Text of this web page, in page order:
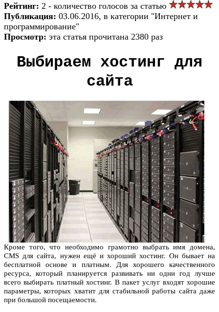
Рейтинг: 2 - количество голосов за статью
Публикация: 03.06.2016, в категории "Интернет и
программирование"
Просмотр: эта статья прочитана 2380 раз
Выбираем хостинг для
сайта
Кроме того, что необходимо грамотно выбрать имя домена,
CMS для сайта, нужен ещё и хороший хостинг. Он бывает на
бесплатной основе и платным. Для хорошего качественного
ресурса, который планируется развивать ни одни год лучше
всего выбирать платный хостинг. В пакет услуг входят хорошие
параметры, которых хватит для стабильной работы сайта даже
при большой посещаемости.